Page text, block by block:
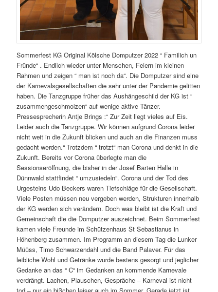
Sommerfest KG Original Kölsche Domputzer 2022 “ Familich un
Fründe“ . Endlich wieder unter Menschen, Feiern im kleinen
Rahmen und zeigen “ man ist noch da“. Die Domputzer sind eine
der Karnevalsgesellschaften die sehr unter der Pandemie gelitten
haben. Die Tanzgruppe früher das Aushängeschild der KG ist “
zusammengeschmolzen“ auf wenige aktive Tänzer.
Pressesprecherin Antje Brings :“ Zur Zeit liegt vieles auf Eis.
Leider auch die Tanzgruppe. Wir können aufgrund Corona leider
nicht weit in die Zukunft blicken und auch an die Finanzen muss
gedacht werden.“ Trotzdem “ trotzt“ man Corona und denkt in die
Zukunft. Bereits vor Corona überlegte man die
Sessionseröffnung, die bisher in der Josef Barten Halle in
Dünnwald stattfindet “ umzusiedeln“. Corona und der Tod des
Urgesteins Udo Beckers waren Tiefschläge für die Gesellschaft.
Viele Posten müssen neu vergeben werden, Strukturen innerhalb
der KG werden sich verändern. Doch was bleibt ist die Kraft und
Gemeinschaft die die Domputzer auszeichnet. Beim Sommerfest
kamen viele Freunde im Schützenhaus St Sebastianus in
Höhenberg zusammen. Im Programm an diesem Tag die Lunker
Müüss, Timo Schwarzendahl und die Band Palaver. Für das
leibliche Wohl und Getränke wurde bestens gesorgt und jeglicher
Gedanke an das “ C“ im Gedanken an kommende Karnevale
verdrängt. Lachen, Plauschen, Gespräche – Karneval ist nicht